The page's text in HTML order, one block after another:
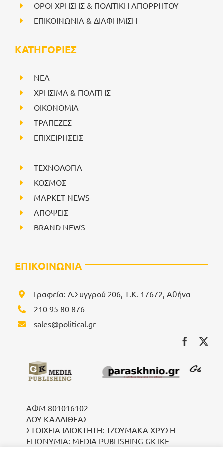
ΟΡΟΙ ΧΡΗΣΗΣ & ΠΟΛΙΤΙΚΗ ΑΠΟΡΡΗΤΟΥ
ΕΠΙΚΟΙΝΩΝΙΑ & ΔΙΑΦΗΜΙΣΗ
ΚΑΤΗΓΟΡΙΕΣ
NEA
ΧΡΗΣΙΜΑ & ΠΟΛΙΤΗΣ
ΟΙΚΟΝΟΜΙΑ
ΤΡΑΠΕΖΕΣ
ΕΠΙΧΕΙΡΗΣΕΙΣ
ΤΕΧΝΟΛΟΓΙΑ
ΚΟΣΜΟΣ
ΜΑΡΚΕΤ NEWS
ΑΠΟΨΕΙΣ
BRAND NEWS
ΕΠΙΚΟΙΝΩΝΙΑ
Γραφεία: Λ.Συγγρού 206, Τ.Κ. 17672, Αθήνα
210 95 80 876
sales@political.gr
ΑΦΜ 801016102
ΔΟΥ ΚΑΛΛΙΘΕΑΣ
ΣΤΟΙΧΕΙΑ ΙΔΙΟΚΤΗΤΗ: ΤΖΟΥΜΑΚΑ ΧΡΥΣΗ
ΕΠΩΝΥΜΙΑ: MEDIA PUBLISHING GK IKE